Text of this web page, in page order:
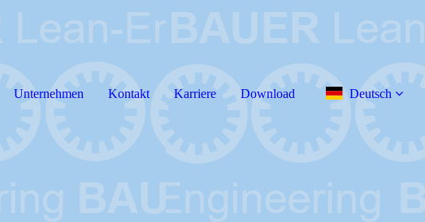
Unternehmen Kontakt Karriere Download Deutsch